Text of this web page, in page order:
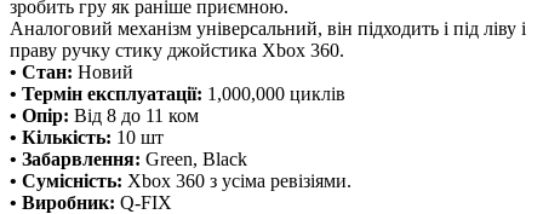
зробить гру як раніше приємною.
Аналоговий механізм універсальний, він підходить і під ліву і
праву ручку стику джойстика Xbox 360.
• Стан: Новий
• Термін експлуатації: 1,000,000 циклів
• Опір: Від 8 до 11 ком
• Кількість: 10 шт
• Забарвлення: Green, Black
• Сумісність: Xbox 360 з усіма ревізіями.
• Виробник: Q-FIX